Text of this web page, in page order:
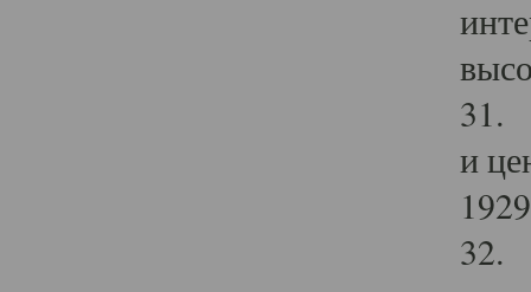
31.
и
32.